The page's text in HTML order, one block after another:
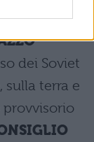
dei Soviet
sulla terra e